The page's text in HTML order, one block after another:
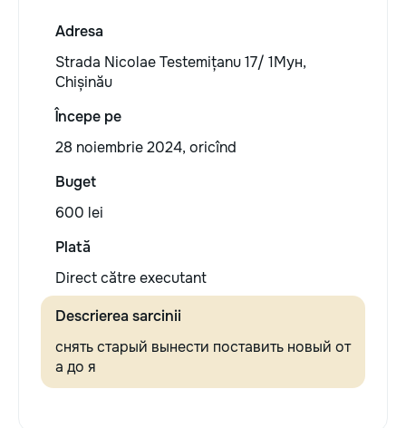
Adresa
Strada Nicolae Testemițanu 17/ 1Мун,
Chișinău
Începe pe
28 noiembrie 2024, oricînd
Buget
600 lei
Plată
Direct către executant
Descrierea sarcinii
снять старый вынести поставить новый от
а до я